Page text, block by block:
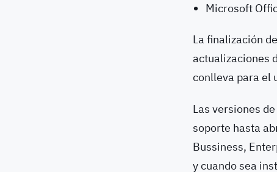
Microsoft
La finalización
actualizaciones
conlleva para el
Las versiones
soporte hasta
Bussiness,
y cuando sea